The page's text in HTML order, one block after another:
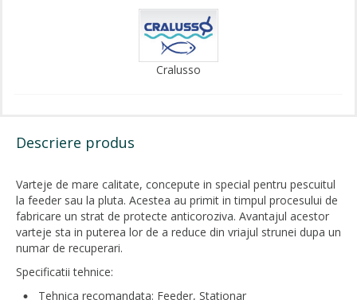
Cralusso
Descriere produs
Varteje de mare calitate, concepute in special pentru pescuitul
la feeder sau la pluta. Acestea au primit in timpul procesului de
fabricare un strat de protecte anticoroziva. Avantajul acestor
varteje sta in puterea lor de a reduce din vriajul strunei dupa un
numar de recuperari.
Specificatii tehnice:
Tehnica recomandata: Feeder, Stationar